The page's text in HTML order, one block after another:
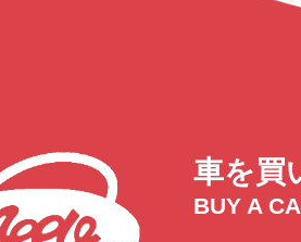
車を買
BUY A